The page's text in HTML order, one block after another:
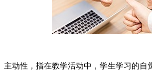
主动性，指在教学活动中，学生学习的自